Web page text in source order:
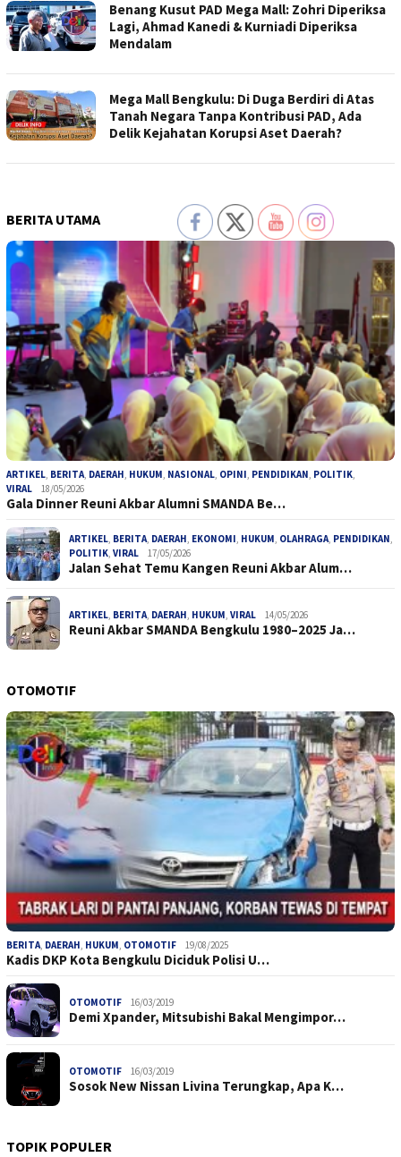
Benang Kusut PAD Mega Mall: Zohri Diperiksa
Lagi, Ahmad Kanedi & Kurniadi Diperiksa
Mendalam
Mega Mall Bengkulu: Di Duga Berdiri di Atas
Tanah Negara Tanpa Kontribusi PAD, Ada
Delik Kejahatan Korupsi Aset Daerah?
BERITA UTAMA
ARTIKEL, BERITA, DAERAH, HUKUM, NASIONAL, OPINI, PENDIDIKAN, POLITIK,
VIRAL
18/05/2026
Gala Dinner Reuni Akbar Alumni SMANDA Be…
ARTIKEL, BERITA, DAERAH, EKONOMI, HUKUM, OLAHRAGA, PENDIDIKAN,
POLITIK, VIRAL 17/05/2026
Jalan Sehat Temu Kangen Reuni Akbar Alum…
ARTIKEL, BERITA, DAERAH, HUKUM, VIRAL 14/05/2026
Reuni Akbar SMANDA Bengkulu 1980–2025 Ja…
OTOMOTIF
BERITA, DAERAH, HUKUM, OTOMOTIF 19/08/2025
Kadis DKP Kota Bengkulu Diciduk Polisi U…
OTOMOTIF 16/03/2019
Demi Xpander, Mitsubishi Bakal Mengimpor…
OTOMOTIF 16/03/2019
Sosok New Nissan Livina Terungkap, Apa K…
TOPIK POPULER